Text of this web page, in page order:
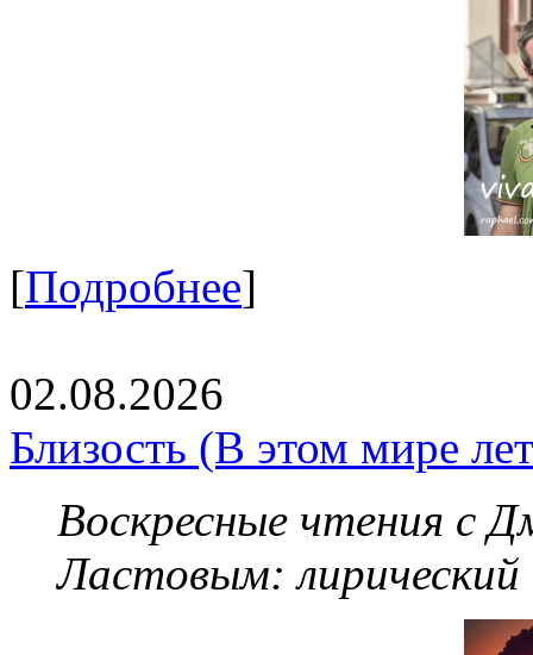
[Подробнее]
02.08.2026
Близость (В этом мире
Воскресные чтения с
Ластовым: